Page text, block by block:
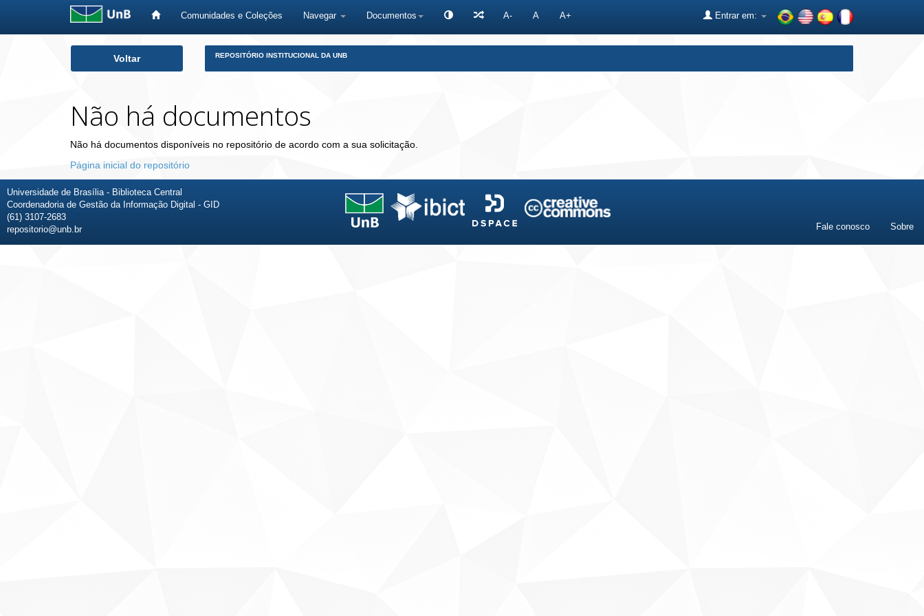
Comunidades e Coleções Navegar Documentos A- A A+ Entrar em:
Voltar REPOSITÓRIO INSTITUCIONAL DA UNB
Não há documentos
Não há documentos disponíveis no repositório de acordo com a sua solicitação.
Página inicial do repositório
Universidade de Brasília - Biblioteca Central
Coordenadoria de Gestão da Informação Digital - GID
(61) 3107-2683
repositorio@unb.br
Fale conosco Sobre